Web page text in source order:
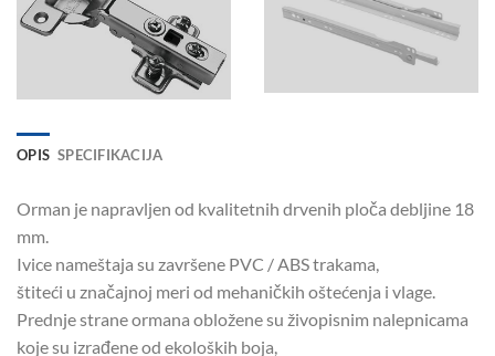
OPIS SPECIFIKACIJA
Orman je napravljen od kvalitetnih drvenih ploča debljine 18
mm.
Ivice nameštaja su završene PVC / ABS trakama,
štiteći u značajnoj meri od mehaničkih oštećenja i vlage.
Prednje strane ormana obložene su živopisnim nalepnicama
koje su izrađene od ekoloških boja,